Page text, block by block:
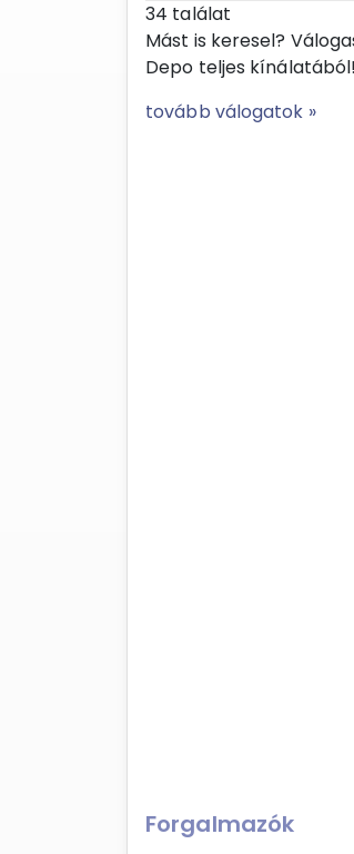
34 találat
Mást is keresel?
Depo teljes kínálatából!
tovább válogatok »
Forgalmazók